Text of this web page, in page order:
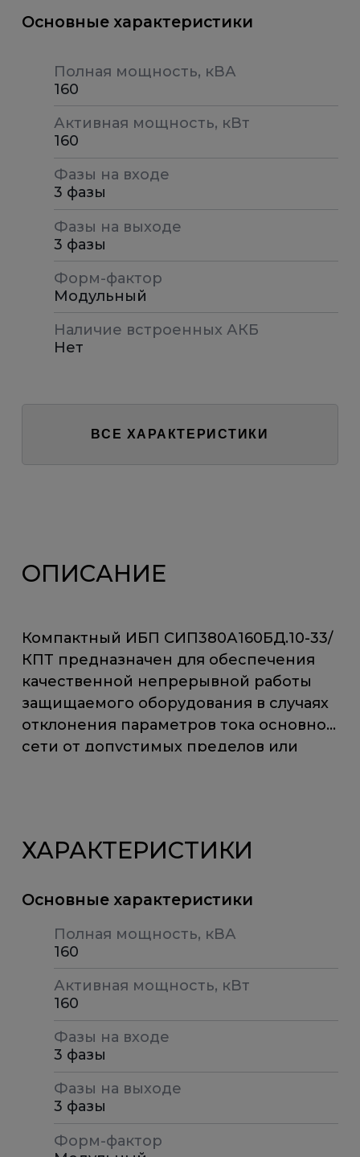
Основные характеристики
Полная мощность, кВА
160
Активная мощность, кВт
160
Фазы на входе
3 фазы
Фазы на выходе
3 фазы
Форм-фактор
Модульный
Наличие встроенных АКБ
Нет
ВСЕ ХАРАКТЕРИСТИКИ
ОПИСАНИЕ
Компактный ИБП СИП380А160БД.10-33/
КПТ предназначен для обеспечения
качественной непрерывной работы
защищаемого оборудования в случаях
отклонения параметров тока основной
сети от допустимых пределов или
обработки данных и на других
напряжение может привести к
Наши сотрудники подберут
оптимальную систему
бесперебойного питания
(промышленные ИБП), учитывая
особенности Ваших задач. Офисы
Хайтед открыты в 10 городах, включая
Казахстан. Развитая сеть
представительств дает возможность
быстро решать задачи по организации
ХАРАКТЕРИСТИКИ
Основные характеристики
Полная мощность, кВА
160
Активная мощность, кВт
160
Фазы на входе
3 фазы
Фазы на выходе
3 фазы
Форм-фактор